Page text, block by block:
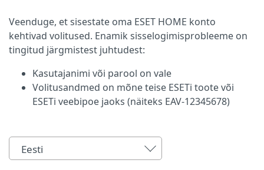
Veenduge, et sisestate oma ESET HOME konto
kehtivad volitused. Enamik sisselogimisprobleeme on
tingitud järgmistest juhtudest:
Kasutajanimi või parool on vale
Volitusandmed on mõne teise ESETi toote või
ESETi veebipoe jaoks (näiteks EAV-12345678)
Eesti